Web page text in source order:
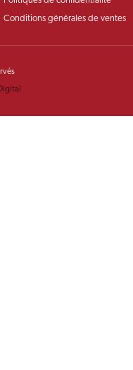
Conditions générales de ventes